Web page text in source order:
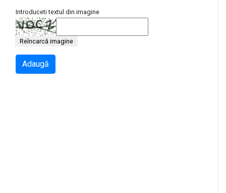
Introduceti textul din imagine
Reîncarcă imagine
Adaugă